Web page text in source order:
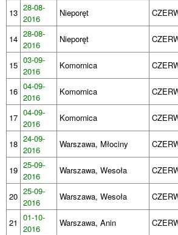
13 28-08-
2016
Nieporęt
14 28-08-
2016
Nieporęt
15 03-09-
2016
Komornica
16 04-09-
2016
Komornica
17 04-09-
2016
Komornica
18 24-09-
2016
Warszawa, Młociny
19 25-09-
2016
Warszawa, Wesoła
20 25-09-
2016
Warszawa, Wesoła
21 01-10-
2016
Warszawa, Anin